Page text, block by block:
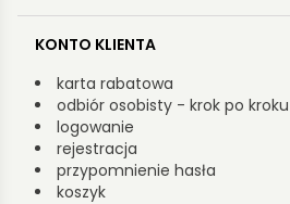
KONTO KLIENTA
karta rabatowa
odbiór osobisty - krok po kroku
logowanie
rejestracja
przypomnienie hasła
koszyk